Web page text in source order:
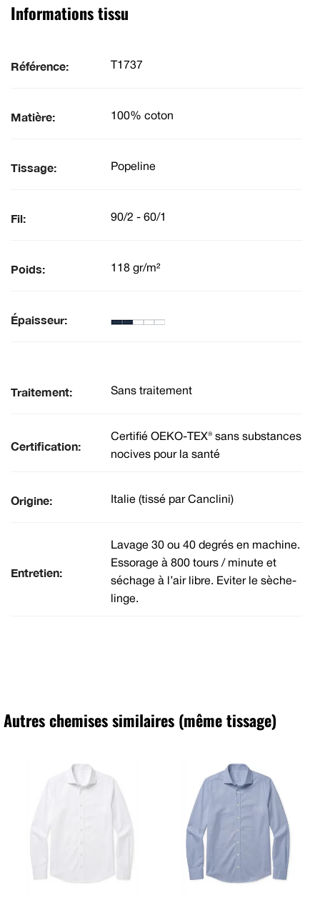
Informations tissu
Référence: T1737
Matière: 100% coton
Tissage: Popeline
Fil: 90/2 - 60/1
Poids: 118 gr/m²
Épaisseur:
Traitement: Sans traitement
Certification:
Certifié OEKO-TEX® sans substances
nocives pour la santé
Origine: Italie (tissé par Canclini)
Entretien:
Lavage 30 ou 40 degrés en machine.
Essorage à 800 tours / minute et
séchage à l’air libre. Eviter le sèche-
linge.
Autres chemises similaires (même tissage)